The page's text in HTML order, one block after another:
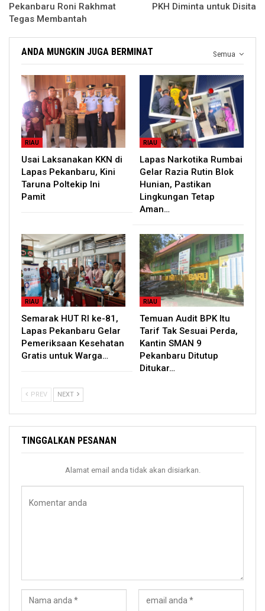
Pekanbaru Roni Rakhmat
Tegas Membantah
PKH Diminta untuk Disita
Semua
ANDA MUNGKIN JUGA BERMINAT
RIAU
Usai Laksanakan KKN di
Lapas Pekanbaru, Kini
Taruna Poltekip Ini
Pamit
RIAU
Lapas Narkotika Rumbai
Gelar Razia Rutin Blok
Hunian, Pastikan
Lingkungan Tetap
Aman…
RIAU
Semarak HUT RI ke-81,
Lapas Pekanbaru Gelar
Pemeriksaan Kesehatan
Gratis untuk Warga…
RIAU
Temuan Audit BPK Itu
Tarif Tak Sesuai Perda,
Kantin SMAN 9
Pekanbaru Ditutup
Ditukar…
PREV NEXT
TINGGALKAN PESANAN
Alamat email anda tidak akan disiarkan.